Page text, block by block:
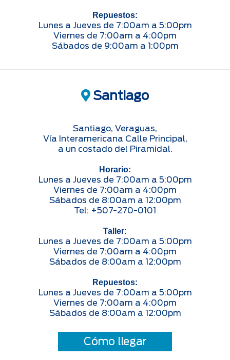
Repuestos:
Lunes a Jueves de 7:00am a 5:00pm
Viernes de 7:00am a 4:00pm
Sábados de 9:00am a 1:00pm
Santiago
Santiago, Veraguas,
Vía Interamericana Calle Principal,
a un costado del Piramidal.
Horario:
Lunes a Jueves de 7:00am a 5:00pm
Viernes de 7:00am a 4:00pm
Sábados de 8:00am a 12:00pm
Tel: +507-270-0101
Taller:
Lunes a Jueves de 7:00am a 5:00pm
Viernes de 7:00am a 4:00pm
Sábados de 8:00am a 12:00pm
Repuestos:
Lunes a Jueves de 7:00am a 5:00pm
Viernes de 7:00am a 4:00pm
Sábados de 8:00am a 12:00pm
Cómo llegar